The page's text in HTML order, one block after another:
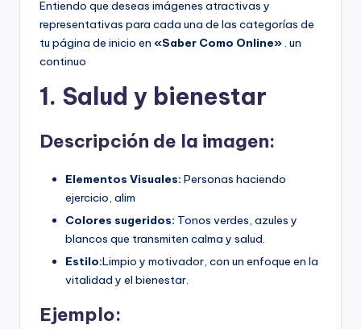
Entiendo que deseas imágenes atractivas y
representativas para cada una de las categorías de
tu página de inicio en «Saber Como Online». un
continuo
1. Salud y bienestar
Descripción de la imagen:
Elementos Visuales: Personas haciendo
ejercicio, alim
Colores sugeridos: Tonos verdes, azules y
blancos que transmiten calma y salud.
Estilo:Limpio y motivador, con un enfoque en la
vitalidad y el bienestar.
Ejemplo: